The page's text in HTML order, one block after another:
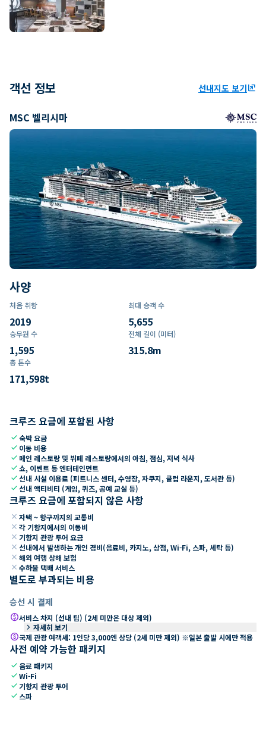
객선 정보 선내지도 보기ungroup
MSC 벨리시마
사양
처음 취항
2019
최대 승객 수
5,655
승무원 수
1,595
전체 길이 (미터)
315.8m
총 톤수
171,598t
크루즈 요금에 포함된 사항
check숙박 요금
check 이동 비용
check 메인 레스토랑 및 뷔페 레스토랑에서의 아침, 점심, 저녁 식사
check쇼, 이벤트 등 엔터테인먼트
check선내 시설 이용료 (피트니스 센터, 수영장, 자쿠지, 클럽 라운지, 도서관 등)
check선내 액티비티 (게임, 퀴즈, 공예 교실 등)
크루즈 요금에 포함되지 않은 사항
close 자택 ~ 항구까지의 교통비
close 각 기항지에서의 이동비
close 기항지 관광 투어 요금
close 선내에서 발생하는 개인 경비(음료비, 카지노, 상점, Wi-Fi, 스파, 세탁 등)
close 해외 여행 상해 보험
close 수하물 택배 서비스
별도로 부과되는 비용
승선 시 결제
paid서비스 차지 (선내 팁) (2세 미만은 대상 제외)
keyboard_arrow_right 자세히 보기
paid국제 관광 여객세: 1인당 3,000엔 상당 (2세 미만 제외) ※일본 출발 시에만 적용
사전 예약 가능한 패키지
check 음료 패키지
checkWi-Fi
check 기항지 관광 투어
check 스파